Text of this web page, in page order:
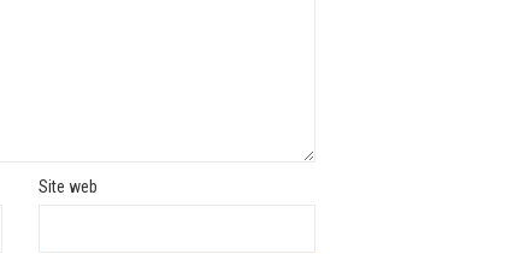
Site web